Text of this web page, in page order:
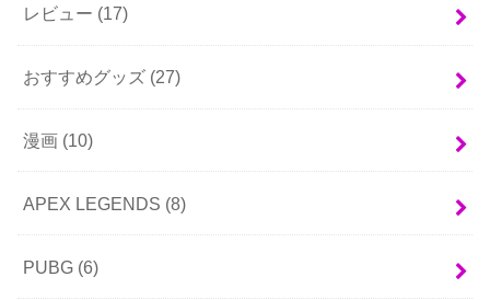
レビュー (17)
おすすめグッズ (27)
漫画 (10)
APEX LEGENDS (8)
PUBG (6)